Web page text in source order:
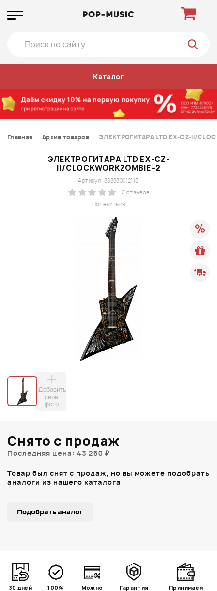
Каталог
Главная Архив товаров ЭЛЕКТРОГИТАРА LTD EX-CZ-II/
ЭЛЕКТРОГИТАРА LTD EX-CZ-
II/CLOCKWORKZOMBIE-2
Поделиться
Артикул: 888880012115
0 отзывов
Добавить
свое
фото
Снято с продаж
Последняя цена: 43 260 ₽
Товар был снят с продаж, но вы можете подобрать
аналоги из нашего каталога
Подобрать аналог
30 дней
100%
Можно
Гарантия
Принимаем